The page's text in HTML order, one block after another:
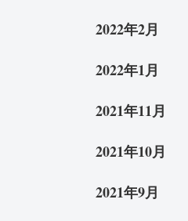
2022年2月
2022年1月
2021年11月
2021年10月
2021年9月